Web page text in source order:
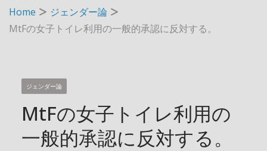
Home
ジェンダー論
MtFの女子トイレ利用の一般的承認に反対する。
ジェンダー論
MtFの女子トイレ利用の
一般的承認に反対する。